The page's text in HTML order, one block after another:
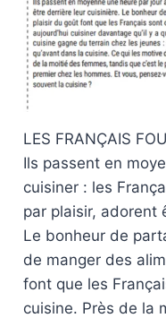
LES FRANÇAIS
Ils passent en
cuisiner : les
par plaisir, adorent
Le bonheur de
de manger des
font que les
cuisine. Près de la